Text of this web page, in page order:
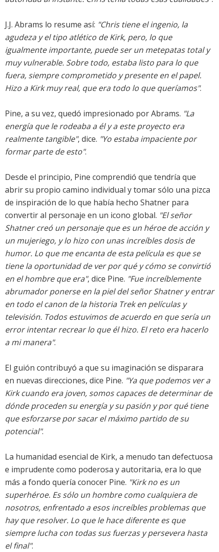
J.J. Abrams lo resume así: "Chris tiene el ingenio, la
agudeza y el tipo atlético de Kirk, pero, lo que
igualmente importante, puede ser un metepatas total y
muy vulnerable. Sobre todo, estaba listo para lo que
fuera, siempre comprometido y presente en el papel.
Hizo a Kirk muy real, que era todo lo que queríamos".
Pine, a su vez, quedó impresionado por Abrams. "La
energía que le rodeaba a él y a este proyecto era
realmente tangible", dice. "Yo estaba impaciente por
formar parte de esto".
Desde el principio, Pine comprendió que tendría que
abrir su propio camino individual y tomar sólo una pizca
de inspiración de lo que había hecho Shatner para
convertir al personaje en un icono global. "El señor
Shatner creó un personaje que es un héroe de acción y
un mujeriego, y lo hizo con unas increíbles dosis de
humor. Lo que me encanta de esta película es que se
tiene la oportunidad de ver por qué y cómo se convirtió
en el hombre que era", dice Pine. "Fue increíblemente
abrumador ponerse en la piel del señor Shatner y entrar
en todo el canon de la historia Trek en películas y
televisión. Todos estuvimos de acuerdo en que sería un
error intentar recrear lo que él hizo. El reto era hacerlo
a mi manera".
El guión contribuyó a que su imaginación se disparara
en nuevas direcciones, dice Pine. "Ya que podemos ver a
Kirk cuando era joven, somos capaces de determinar de
dónde proceden su energía y su pasión y por qué tiene
que esforzarse por sacar el máximo partido de su
potencial".
La humanidad esencial de Kirk, a menudo tan defectuosa
e imprudente como poderosa y autoritaria, era lo que
más a fondo quería conocer Pine. "Kirk no es un
superhéroe. Es sólo un hombre como cualquiera de
nosotros, enfrentado a esos increíbles problemas que
hay que resolver. Lo que le hace diferente es que
siempre lucha con todas sus fuerzas y persevera hasta
el final".